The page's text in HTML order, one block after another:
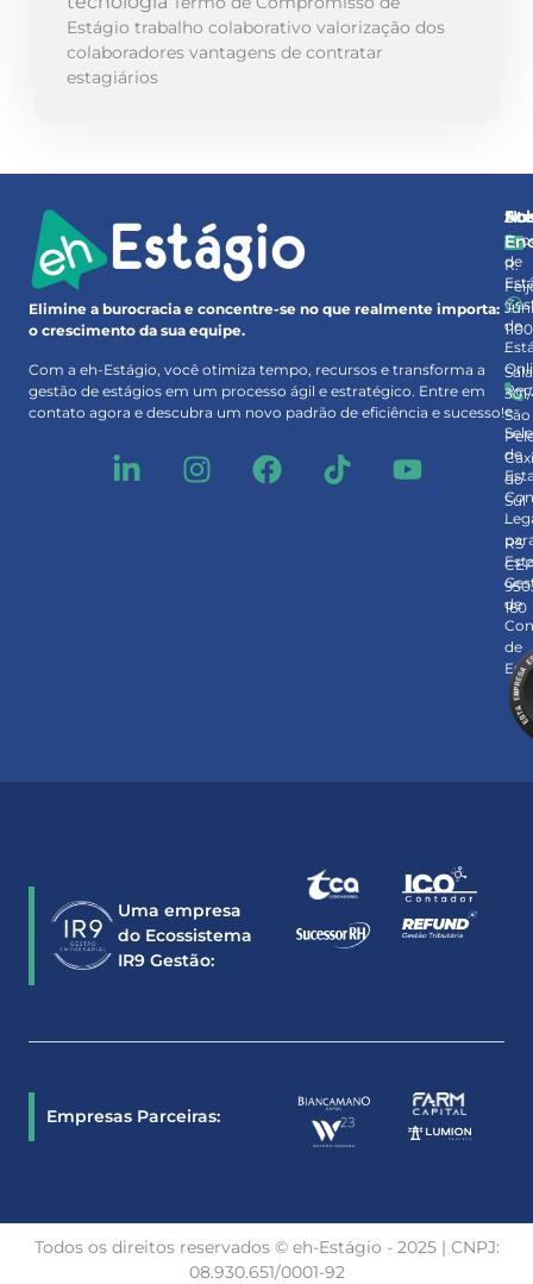
Estágio trabalho colaborativo valorização dos
colaboradores vantagens de contratar
estagiários
Elimine a burocracia e concentre-se no que realmente importa:
o crescimento da sua equipe.
Com a eh-Estágio, você otimiza tempo, recursos e transforma a
gestão de estágios em um processo ágil e estratégico. Entre em
contato agora e descubra um novo padrão de eficiência e sucesso!
de
de
e
de
de
de
R.
1100
–
Sala
São
do
Sul
–
RS
160
Uma empresa
do Ecossistema
IR9 Gestão:
Empresas Parceiras:
Todos os direitos reservados © eh-Estágio - 2025 | CNPJ:
08.930.651/0001-92